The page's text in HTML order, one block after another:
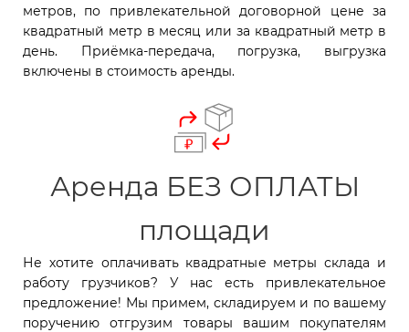
метров, по привлекательной договорной цене за
квадратный метр в месяц или за квадратный метр в
день. Приёмка-передача, погрузка, выгрузка
включены в стоимость аренды.
Аренда БЕЗ ОПЛАТЫ
площади
Не хотите оплачивать квадратные метры склада и
работу грузчиков? У нас есть привлекательное
предложение! Мы примем, складируем и по вашему
поручению отгрузим товары вашим покупателям